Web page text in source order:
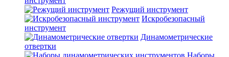
Режущий инструмент
Искробезопасный
инструмент
Динамометрические
отвертки
Наборы